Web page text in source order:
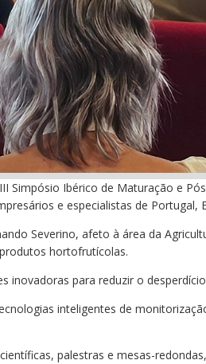
Simpósio Ibérico de Maturação e
e especialistas de Portugal,
Severino, afeto à área da
hortofrutícolas.
para reduzir o
inteligentes de
palestras e mesas-